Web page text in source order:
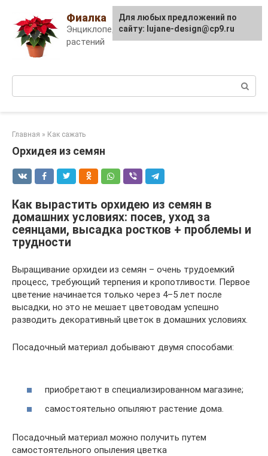
content
Фиалка
Энциклопедия комнатных
растений
Главная » Как сажать
Орхидея из семян
Как вырастить орхидею из семян в
домашних условиях: посев, уход за
сеянцами, высадка ростков + проблемы и
трудности
Выращивание орхидеи из семян – очень трудоемкий
процесс, требующий терпения и кропотливости. Первое
цветение начинается только через 4–5 лет после
высадки, но это не мешает цветоводам успешно
разводить декоративный цветок в домашних условиях.
Посадочный материал добывают двумя способами:
приобретают в специализированном магазине;
самостоятельно опыляют растение дома.
Посадочный материал можно получить путем
самостоятельного опыления цветка
Для любых предложений по
сайту: lujane-design@cp9.ru